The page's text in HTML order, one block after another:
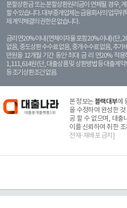
분할상환금 또는 분할상환원리금이 연체될 경우,
할 수 있습니다. 대부중개업체는 금융회사의 업무
제 계약체결의 권한은 없습니다.
금리 연20% 이내 (연체이자율 포함 20% 이내) (단,
없음, 중도상환 수수료 없음, 중개수수료 없음, 추가
만원을 12개월 기간 동안 최대 금 리 연20% 적
1,111,614원 (단, 대출상품 및 상환방법 등 대출계
등 조기상환조건 없음.
본 정보는 블랙대부에
을 수정하여 완성한
공 할 수 없으며, 대출
이를 신뢰하여 취한
전재-재배포 금지]